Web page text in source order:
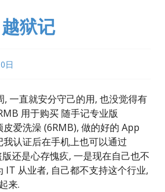
狱记
日
, 一直就安分守己的用, 也没觉得有
用于购买 随手记专业版
爱洗澡 (6RMB), 做的好的 App
认证后在手机上也可以通过
还是心存愧疚, 一是现在自己也不
IT 从业者, 自己都不支持这个行业,
来.